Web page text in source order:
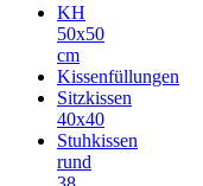
KH
50x50
cm
Kissenfüllungen
Sitzkissen
40x40
Stuhkissen
rund